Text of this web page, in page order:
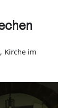
Kirche im